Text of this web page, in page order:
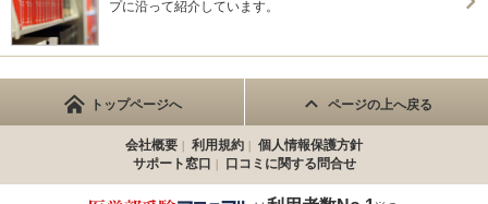
プに沿って紹介しています。
トップページへ ページの上へ戻る
会社概要 利用規約
個人情報保護方針
サポート窓口
口コミに関する問合せ